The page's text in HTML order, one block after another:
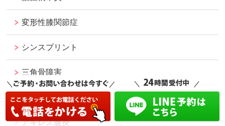
変形性膝関節症
シンスプリント
三角骨障害
長母指屈筋腱炎
アキレス腱炎